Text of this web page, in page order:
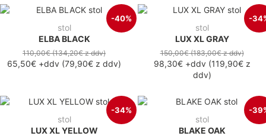
-40%
stol
ELBA BLACK
110,00€(134,20€z ddv)
65,50€ +ddv (79,90€ z ddv)
-
stol
LUX XL GRAY
150,00€(183,00€z ddv)
98,30€+ddv(119,90€z
ddv)
-34%
stol
LUX XL YELLOW
-
stol
BLAKE OAK